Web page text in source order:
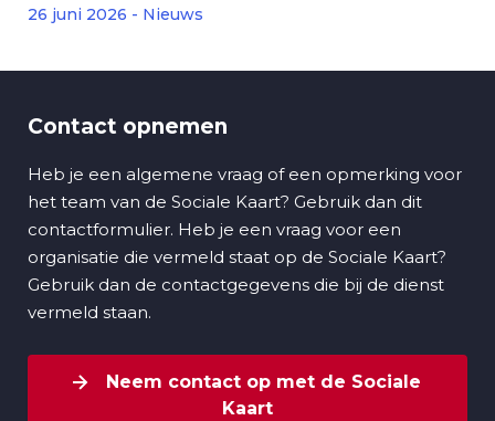
26 juni 2026 - Nieuws
Contact opnemen
Heb je een algemene vraag of een opmerking voor
het team van de Sociale Kaart? Gebruik dan dit
contactformulier. Heb je een vraag voor een
organisatie die vermeld staat op de Sociale Kaart?
Gebruik dan de contactgegevens die bij de dienst
vermeld staan.
Neem contact op met de Sociale
Kaart